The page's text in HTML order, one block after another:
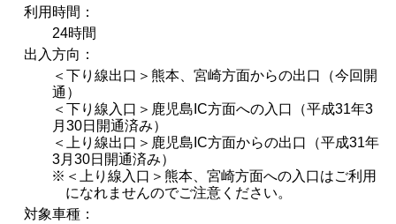
利用時間：
24時間
出入方向：
＜下り線出口＞熊本、宮崎方面からの出口（今回開
通）
＜下り線入口＞鹿児島IC方面への入口（平成31年3
月30日開通済み）
＜上り線出口＞鹿児島IC方面からの出口（平成31年
3月30日開通済み）
※＜上り線入口＞熊本、宮崎方面への入口はご利用
になれませんのでご注意ください。
対象車種：